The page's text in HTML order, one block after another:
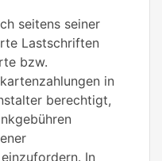
seitens seiner
Lastschriften
bzw.
in
berechtigt,
In